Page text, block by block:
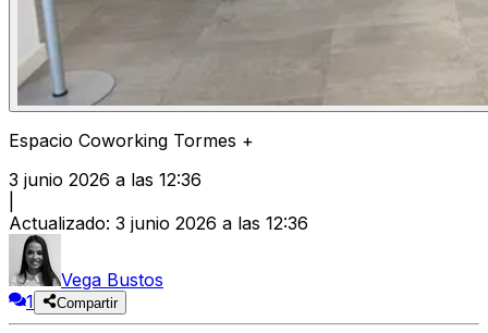
Espacio Coworking Tormes +
3 junio 2026 a las 12:36
Actualizado: 3 junio 2026 a las 12:36
Vega Bustos
1
Compartir